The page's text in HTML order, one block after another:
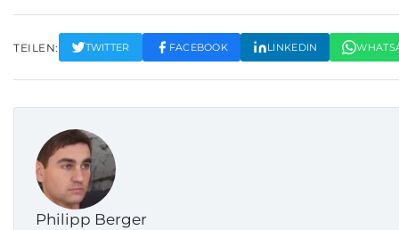
TEILEN: TWITTER FACEBOOK LINKEDIN
Philipp Berger